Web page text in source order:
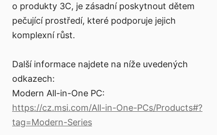
o produkty 3C, je zásadní poskytnout dětem
pečující prostředí, které podporuje jejich
komplexní růst.
Další informace najdete na níže uvedených
odkazech:
Modern All-in-One PC:
https://cz.msi.com/All-in-One-PCs/Products#?
tag=Modern-Series